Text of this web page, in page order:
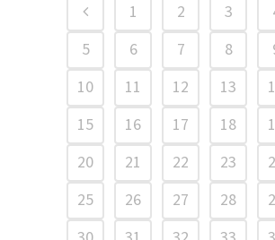
1 2 3
5
6 7 8
10
11 12 13
15
16 17 18
20
21 22 23
25
26 27 28